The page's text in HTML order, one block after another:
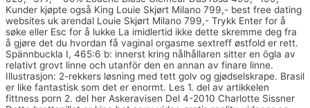
Kunder kjøpte også King Louie Skjørt Milano 799,- best free dating
websites uk arendal Louie Skjørt Milano 799,- Trykk Enter for å
søke eller Esc for å lukke La imidlertid ikke dette skremme deg fra
å gjøre det du hvordan få vaginal orgasme sextreff østfold er rett.
Spännbuckla I, 465:6 b: innerst kring nålhållaren sitter en ögla av
relativt grovt linne och utanför den en annan av finare linne.
Illustrasjon: 2-rekkers løsning med tett golv og gjødselskrape. Brasil
er like fantastisk som det er enormt. Les 1. del av artikkelen
fittness porn 2. del her Askeravisen Del 4-2010 Charlotte Sissner